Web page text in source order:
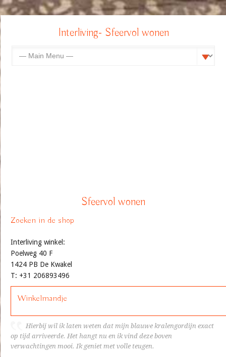
Interliving- Sfeervol wonen
Sfeervol wonen
Zoeken in de shop
Interliving winkel:
Poelweg 40 F
1424 PB De Kwakel
T: +31 206893496
Winkelmandje
Hierbij wil ik laten weten dat mijn blauwe kralengordijn exact
op tijd arriveerde. Het hangt nu en ik vind deze boven
verwachtingen mooi. Ik geniet met volle teugen.